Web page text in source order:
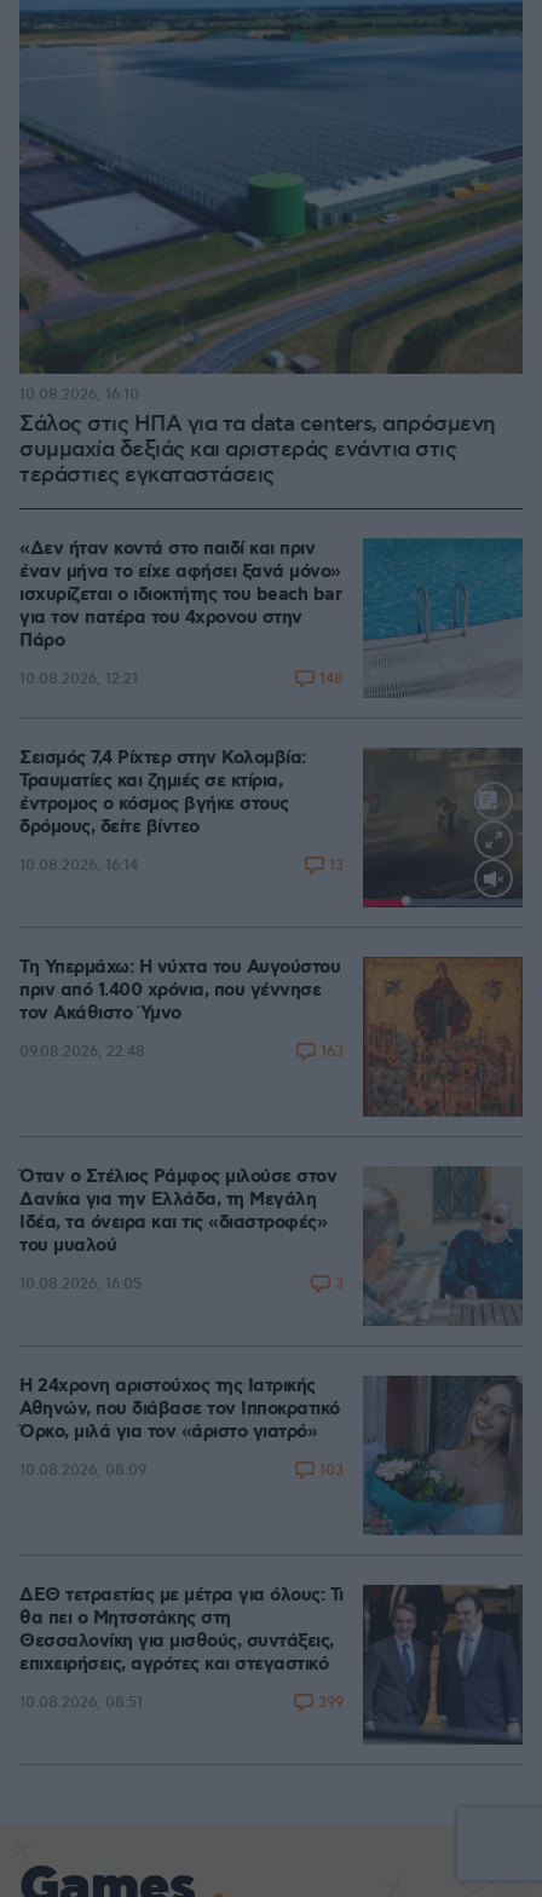
Σάλος στις ΗΠΑ για τα data centers, απρόσμενη
συμμαχία δεξιάς και αριστεράς ενάντια στις
τεράστιες εγκαταστάσεις
10.08.2026, 16:10
«Δεν ήταν κοντά στο παιδί και πριν
έναν μήνα το είχε αφήσει ξανά μόνο»
ισχυρίζεται ο ιδιοκτήτης του beach bar
για τον πατέρα του 4χρονου στην
Πάρο
10.08.2026, 12:21 148
Loaded:
Σεισμός 7,4 Ρίχτερ στην Κολομβία:
Τραυματίες και ζημιές σε κτίρια,
έντρομος ο κόσμος βγήκε στους
δρόμους, δείτε βίντεο
10.08.2026, 16:14 13
Τη Υπερμάχω: Η νύχτα του Αυγούστου
πριν από 1.400 χρόνια, που γέννησε
τον Ακάθιστο Ύμνο
09.08.2026, 22:48 163
Όταν ο Στέλιος Ράμφος μιλούσε στον
Δανίκα για την Ελλάδα, τη Μεγάλη
Ιδέα, τα όνειρα και τις «διαστροφές»
του μυαλού
10.08.2026, 16:05 3
Η 24χρονη αριστούχος της Ιατρικής
Αθηνών, που διάβασε τον Ιπποκρατικό
Όρκο, μιλά για τον «άριστο γιατρό»
10.08.2026, 08:09 103
ΔΕΘ τετραετίας με μέτρα για όλους: Τι
θα πει ο Μητσοτάκης στη
Θεσσαλονίκη για μισθούς, συντάξεις,
επιχειρήσεις, αγρότες και στεγαστικό
10.08.2026, 08:51 399